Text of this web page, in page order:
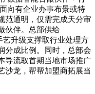
向有企业办事布景或特
范通明，仅需完成天分审
伙伴。总部供给
艺升级支撑取行业处理方
分成比例。同时，总部会
导流取首期当地市场推广
沙龙，帮帮加盟商拓展当